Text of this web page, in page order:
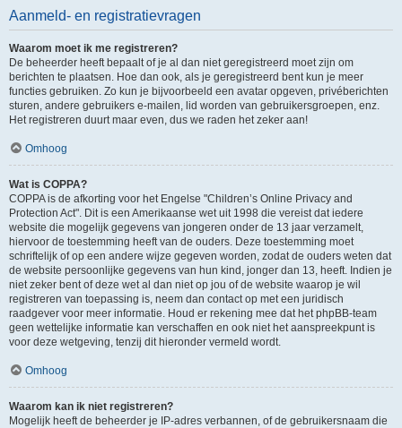
Aanmeld- en registratievragen
Waarom moet ik me registreren?
De beheerder heeft bepaalt of je al dan niet geregistreerd moet zijn om
berichten te plaatsen. Hoe dan ook, als je geregistreerd bent kun je meer
functies gebruiken. Zo kun je bijvoorbeeld een avatar opgeven, privéberichten
sturen, andere gebruikers e-mailen, lid worden van gebruikersgroepen, enz.
Het registreren duurt maar even, dus we raden het zeker aan!
Omhoog
Wat is COPPA?
COPPA is de afkorting voor het Engelse "Children’s Online Privacy and
Protection Act". Dit is een Amerikaanse wet uit 1998 die vereist dat iedere
website die mogelijk gegevens van jongeren onder de 13 jaar verzamelt,
hiervoor de toestemming heeft van de ouders. Deze toestemming moet
schriftelijk of op een andere wijze gegeven worden, zodat de ouders weten dat
de website persoonlijke gegevens van hun kind, jonger dan 13, heeft. Indien je
niet zeker bent of deze wet al dan niet op jou of de website waarop je wil
registreren van toepassing is, neem dan contact op met een juridisch
raadgever voor meer informatie. Houd er rekening mee dat het phpBB-team
geen wettelijke informatie kan verschaffen en ook niet het aanspreekpunt is
voor deze wetgeving, tenzij dit hieronder vermeld wordt.
Omhoog
Waarom kan ik niet registreren?
Mogelijk heeft de beheerder je IP-adres verbannen, of de gebruikersnaam die